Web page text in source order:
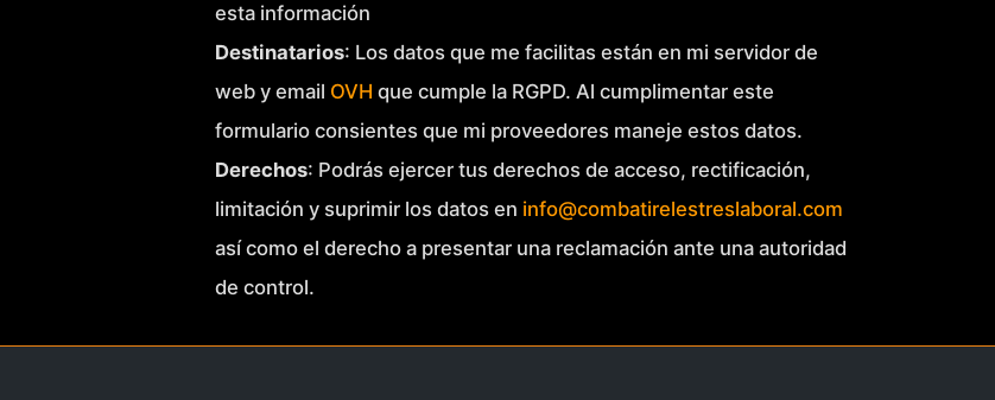
esta información
Destinatarios: Los datos que me facilitas están en mi servidor de
web y email OVH que cumple la RGPD. Al cumplimentar este
formulario consientes que mi proveedores maneje estos datos.
Derechos: Podrás ejercer tus derechos de acceso, rectificación,
limitación y suprimir los datos en info@combatirelestreslaboral.com
así como el derecho a presentar una reclamación ante una autoridad
de control.